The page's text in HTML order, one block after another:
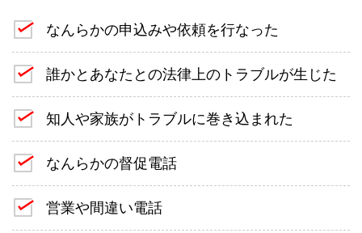
なんらかの申込みや依頼を行なった
誰かとあなたとの法律上のトラブルが生じた
知人や家族がトラブルに巻き込まれた
なんらかの督促電話
営業や間違い電話